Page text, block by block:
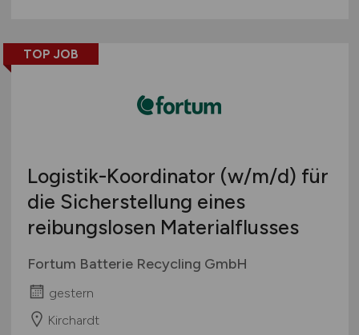
TOP JOB
Logistik-Koordinator (w/m/d) für
die Sicherstellung eines
reibungslosen Materialflusses
Fortum Batterie Recycling GmbH
gestern
Kirchardt